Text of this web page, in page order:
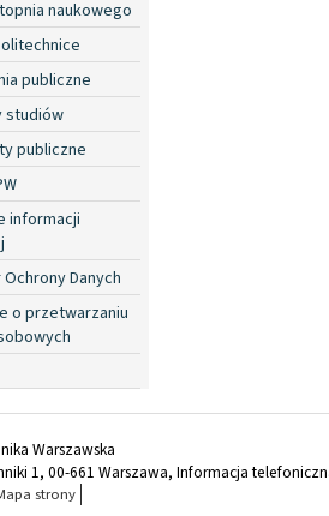
naukowego
publiczne
studiów
publiczne
informacji
Danych
o przetwarzaniu
Warszawska
1, 00-661 Warszawa, Informacja
strony